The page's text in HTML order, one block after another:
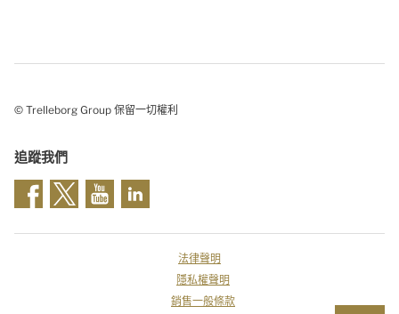
© Trelleborg Group 保留一切權利
追蹤我們
法律聲明
隱私權聲明
銷售一般條款